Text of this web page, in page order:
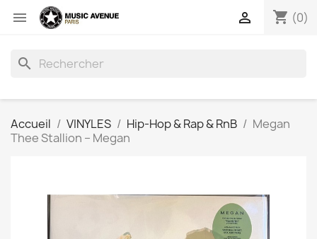
 shopping_cart (0)

search
Accueil VINYLES Hip-Hop & Rap & RnB
Megan
Thee Stallion ‎– Megan